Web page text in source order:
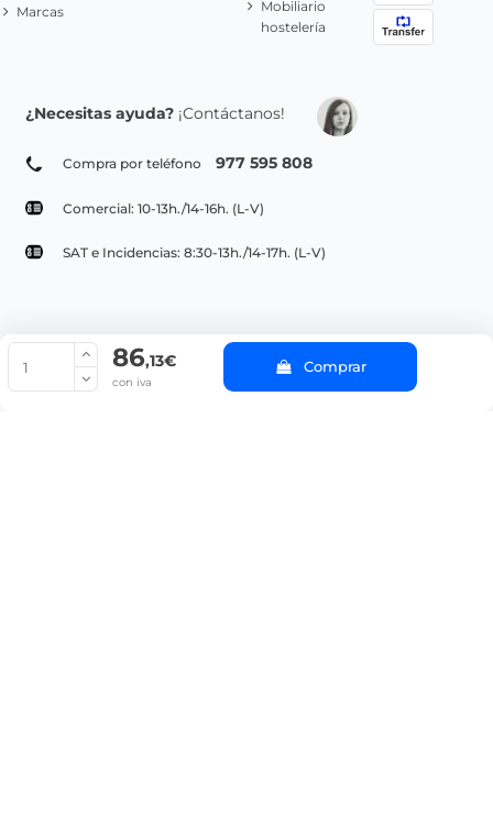
86,13€
con iva
Comprar
Marcas
Mobiliario
hostelería
¿Necesitas ayuda? ¡Contáctanos!
Compra por teléfono 977 595 808
Comercial: 10-13h./14-16h. (L-V)
SAT e Incidencias: 8:30-13h./14-17h. (L-V)
© Copyright 2022 PepeBar.com |
Aviso legal y
Condiciones generales de compra |
Blog